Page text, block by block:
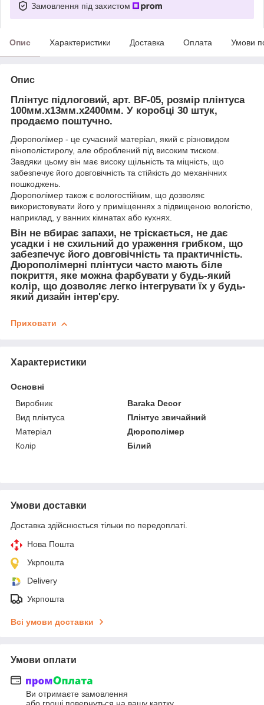
Замовлення під захистом
Опис Характеристики Доставка Оплата Умови
Опис
Плінтус підлоговий, арт. BF-05, розмір плінтуса
100мм.х13мм.х2400мм. У коробці 30 штук,
продаємо поштучно.
Дюрополімер - це сучасний матеріал, який є різновидом
пінополістиролу, але оброблений під високим тиском.
Завдяки цьому він має високу щільність та міцність, що
забезпечує його довговічність та стійкість до механічних
пошкоджень.
Дюрополімер також є вологостійким, що дозволяє
використовувати його у приміщеннях з підвищеною вологістю,
наприклад, у ванних кімнатах або кухнях.
Він не вбирає запахи, не тріскається, не дає
усадки і не схильний до ураження грибком, що
забезпечує його довговічність та практичність.
Дюрополімерні плінтуси часто мають біле
покриття, яке можна фарбувати у будь-який
колір, що дозволяє легко інтегрувати їх у будь-
який дизайн інтер'єру.
Приховати
Характеристики
Основні
Виробник
Baraka Decor
Вид плінтуса
Плінтус звичайний
Матеріал
Дюрополімер
Колір
Білий
Умови доставки
Доставка здійснюється тільки по передоплаті.
Нова Пошта
Укрпошта
Delivery
Укрпошта
Всі умови доставки
Умови оплати
Ви отримаєте замовлення